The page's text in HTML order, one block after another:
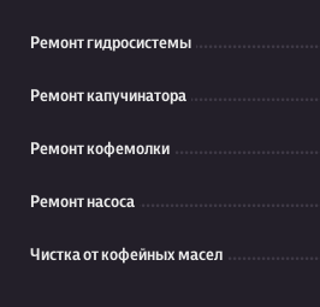
Ремонт гидросистемы
Ремонт капучинатора
Ремонт кофемолки
Ремонт насоса
Чистка от кофейных масел